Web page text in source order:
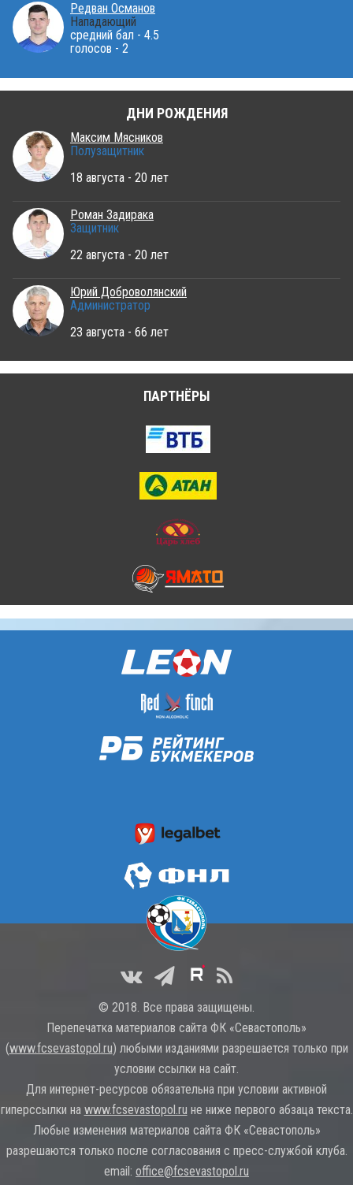
Редван Османов
Нападающий
средний бал - 4.5
голосов - 2
ДНИ РОЖДЕНИЯ
Максим Мясников
Полузащитник
18 августа - 20 лет
Роман Задирака
Защитник
22 августа - 20 лет
Юрий Доброволянский
Администратор
23 августа - 66 лет
ПАРТНЁРЫ
© 2018. Все права защищены.
Перепечатка материалов сайта ФК «Севастополь»
(www.fcsevastopol.ru) любыми изданиями разрешается только при
условии ссылки на сайт.
Для интернет-ресурсов обязательна при условии активной
гиперссылки на www.fcsevastopol.ru не ниже первого абзаца текста.
Любые изменения материалов сайта ФК «Севастополь»
разрешаются только после согласования с пресс-службой клуба.
email: office@fcsevastopol.ru